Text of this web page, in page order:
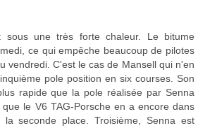
sous une très forte chaleur. Le bitume
ce qui empêche beaucoup de pilotes
vendredi. C'est le cas de Mansell qui n'en
pole position en six courses. Son
rapide que la pole réalisée par Senna
le V6 TAG-Porsche en a encore dans
seconde place. Troisième, Senna est